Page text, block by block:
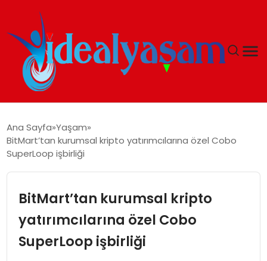
GÜNDEM
İDEAL SPOR
Ana Sayfa Yaşam
BitMart’tan kurumsal kripto yatırımcılarına özel Cobo
SuperLoop işbirliği
BitMart’tan kurumsal kripto
yatırımcılarına özel Cobo
SuperLoop işbirliği